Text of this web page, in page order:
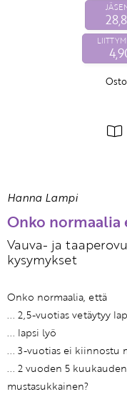
Hanna Lampi
Onko normaalia
Vauva- ja
kysymykset
Onko normaalia, että
... 2,5-vuotias vetäytyy
... lapsi lyö
... 3-vuotias ei kiinnostu
... 2 vuoden 5
mustasukkainen?